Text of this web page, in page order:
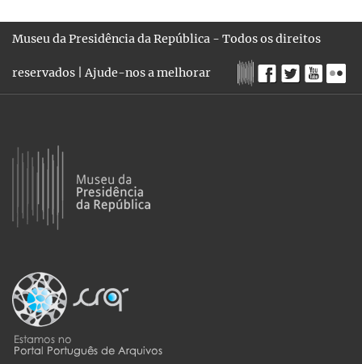
Museu da Presidência da República - Todos os direitos
reservados |Ajude-nos a melhorar